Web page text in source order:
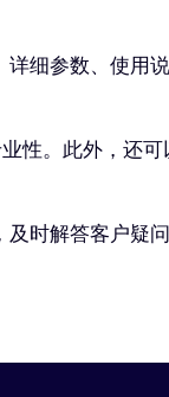
细参数、使用
性。此外，还
时解答客户疑